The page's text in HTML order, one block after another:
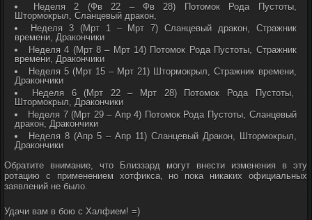
Неделя 2 (Фв 22 – Фв 28) Потомок Рода Пустоты,
Штормокрыл, Сланцевый дракон,
Неделя 3 (Мрт 1 – Мрт 7) Сланцевый дракон, Стражник
времени, Дракончики
Неделя 4 (Мрт 8 – Мрт 14) Потомок Рода Пустоты, Стражник
времени, Дракончики
Неделя 5 (Мрт 15 – Мрт 21) Штормокрыл, Стражник времени,
Дракончики
Неделя 6 (Мрт 22 – Мрт 28) Потомок Рода Пустоты,
Штормокрыл, Дракончики
Неделя 7 (Мрт 29 – Апр 4) Потомок Рода Пустоты, Сланцевый
дракон, Дракончики
Неделя 8 (Апр 5 – Апр 11) Сланцевый Дракон, Штормокрыл,
Дракончики
Обратите внимание, что Близзард могут внести изменения в эту
ротацию с применением хотфикса, но пока никаких официальных
заявлений не было.
Удачи вам в бою с Халфием! =)